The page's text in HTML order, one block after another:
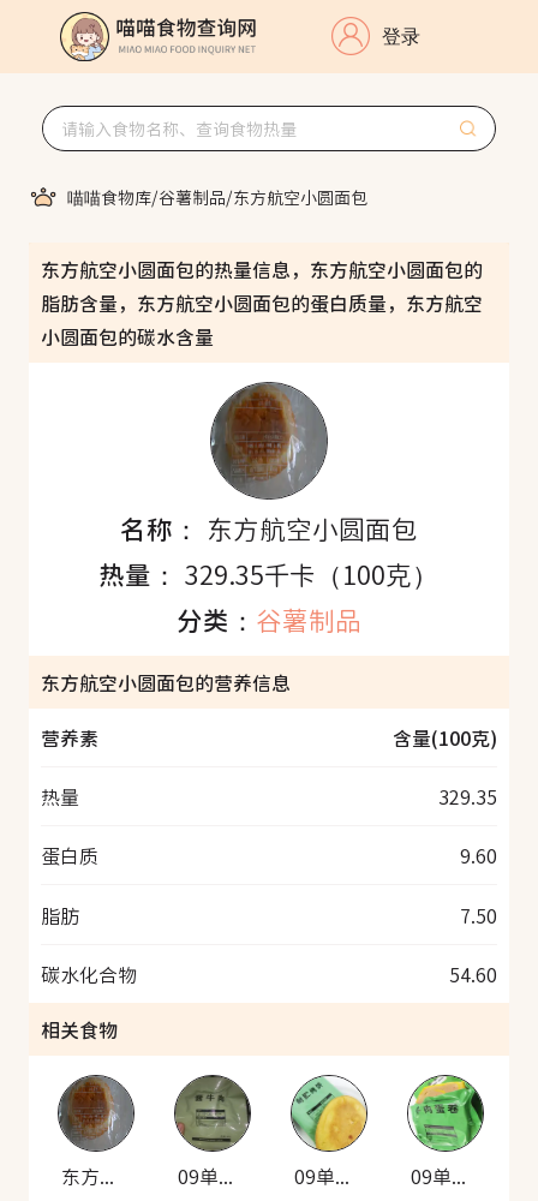
登录
喵喵食物库/谷薯制品/东方航空小圆面包
东方航空小圆面包的热量信息，东方航空小圆面包的
脂肪含量，东方航空小圆面包的蛋白质量，东方航空
小圆面包的碳水含量
名称： 东方航空小圆面包
热量：329.35千卡（100克）
分类： 谷薯制品
东方航空小圆面包的营养信息
营养素
含量(100克)
热量 329.35
蛋白质 9.60
脂肪 7.50
碳水化合物
54.60
相关食物
东方航空小圆面包 09单兵 自热米饭套餐(酱牛肉) 09单兵 自热米饭套餐(耐贮烤饼) 09单兵 自热米饭套餐(牛肉蛋卷)